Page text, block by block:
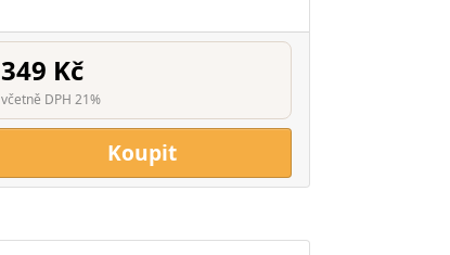
349 Kč
včetně DPH 21%
Koupit